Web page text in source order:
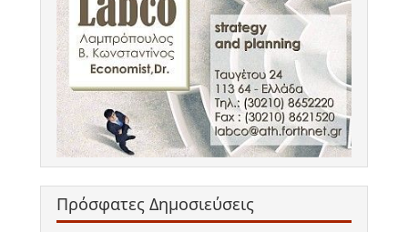
Πρόσφατες Δημοσιεύσεις